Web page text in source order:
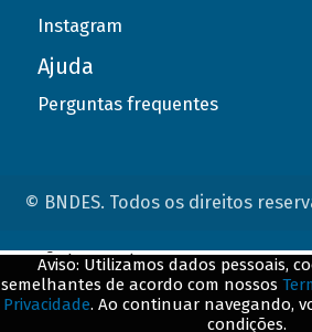
Instagram
Ajuda
Perguntas frequentes
© BNDES. Todos os direitos
Aviso: Utilizamos dados pessoais,
semelhantes de acordo com nossos
Privacidade. Ao continuar navegando,
condições.
ConteÃºdo complementar
${title}${badge}